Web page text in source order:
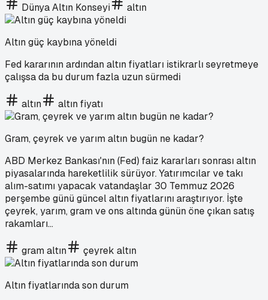
Dünya Altın Konseyi altın
Altın güç kaybına yöneldi
Fed kararının ardından altın fiyatları istikrarlı seyretmeye
çalışsa da bu durum fazla uzun sürmedi
altın altın fiyatı
Gram, çeyrek ve yarım altın bugün ne kadar?
ABD Merkez Bankası'nın (Fed) faiz kararları sonrası altın
piyasalarında hareketlilik sürüyor. Yatırımcılar ve takı
alım-satımı yapacak vatandaşlar 30 Temmuz 2026
perşembe günü güncel altın fiyatlarını araştırıyor. İşte
çeyrek, yarım, gram ve ons altında günün öne çıkan satış
rakamları...
gram altın çeyrek altın
Altın fiyatlarında son durum